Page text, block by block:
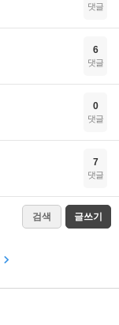
댓글
6
댓글
0
댓글
7
댓글
검색 글쓰기